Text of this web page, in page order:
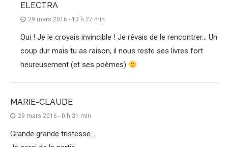
ELECTRA
29 mars 2016 - 13 h 27 min
Oui ! Je le croyais invincible ! Je rêvais de le rencontrer… Un
coup dur mais tu as raison, il nous reste ses livres fort
heureusement (et ses poèmes)
MARIE-CLAUDE
29 mars 2016 - 0 h 31 min
Grande grande tristesse…